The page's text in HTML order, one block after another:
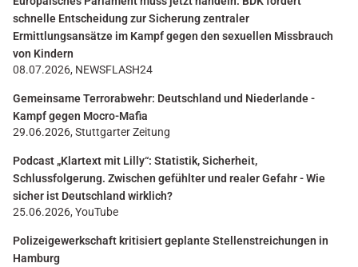
schnelle Entscheidung zur Sicherung zentraler
Ermittlungsansätze im Kampf gegen den sexuellen Missbrauch
von Kindern
08.07.2026, NEWSFLASH24
Gemeinsame Terrorabwehr: Deutschland und Niederlande -
Kampf gegen Mocro-Mafia
29.06.2026, Stuttgarter Zeitung
Podcast „Klartext mit Lilly“: Statistik, Sicherheit,
Schlussfolgerung. Zwischen gefühlter und realer Gefahr - Wie
sicher ist Deutschland wirklich?
25.06.2026, YouTube
Polizeigewerkschaft kritisiert geplante Stellenstreichungen in
Hamburg